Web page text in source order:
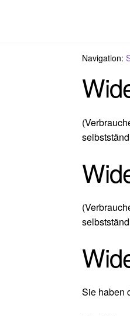
Navigation:
Sie haben